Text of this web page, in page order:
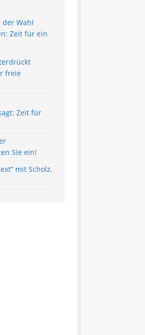
der Wahl
Zeit für ein
freie
Zeit für
Sie ein!
mit Scholz,